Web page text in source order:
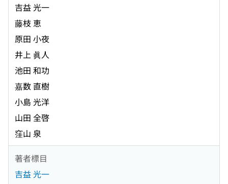
吉益 光一
藤枝 恵
原田 小夜
井上 眞人
池田 和功
嘉数 直樹
小島 光洋
山田 全啓
窪山 泉
著者標目
吉益 光一